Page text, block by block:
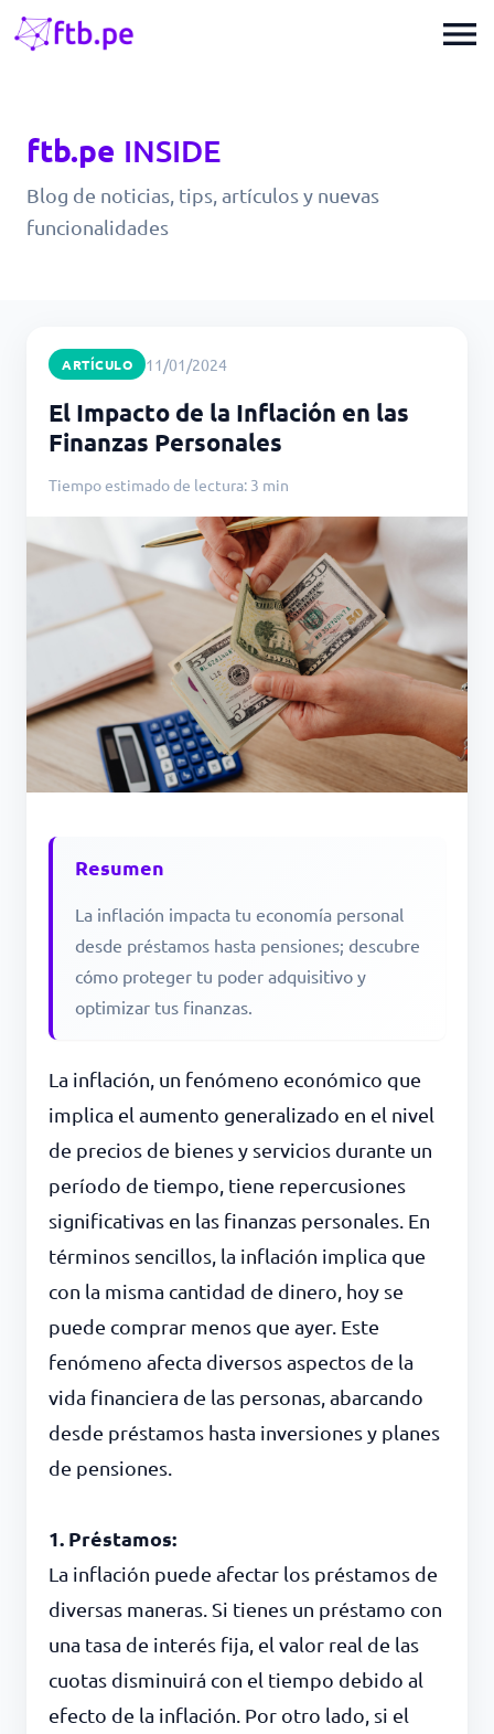
menu
ftb.pe INSIDE
Blog de noticias, tips, artículos y nuevas
funcionalidades
ARTÍCULO 11/01/2024
El Impacto de la Inflación en las
Finanzas Personales
Tiempo estimado de lectura: 3 min
Resumen
La inflación impacta tu economía personal
desde préstamos hasta pensiones; descubre
cómo proteger tu poder adquisitivo y
optimizar tus finanzas.
La inflación, un fenómeno económico que
implica el aumento generalizado en el nivel
de precios de bienes y servicios durante un
período de tiempo, tiene repercusiones
significativas en las finanzas personales. En
términos sencillos, la inflación implica que
con la misma cantidad de dinero, hoy se
puede comprar menos que ayer. Este
fenómeno afecta diversos aspectos de la
vida financiera de las personas, abarcando
desde préstamos hasta inversiones y planes
de pensiones.
1. Préstamos:
La inflación puede afectar los préstamos de
diversas maneras. Si tienes un préstamo con
una tasa de interés fija, el valor real de las
cuotas disminuirá con el tiempo debido al
efecto de la inflación. Por otro lado, si el